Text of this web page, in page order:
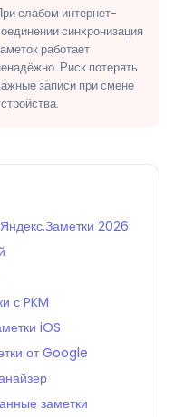
слабом интернет-
синхронизация
работает
Риск потерять
записи при смене
2026
с PKM
iOS
от Google
заметки